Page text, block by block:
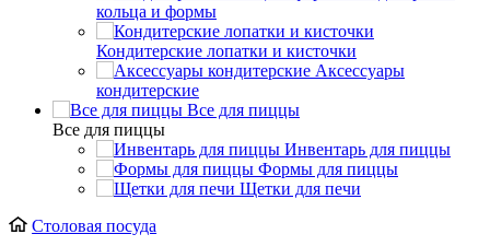
кольца и формы
Кондитерские лопатки и кисточки
Аксессуары
кондитерские
Все для пиццы
Все для пиццы
Инвентарь для пиццы
Формы для пиццы
Щетки для печи
Столовая посуда